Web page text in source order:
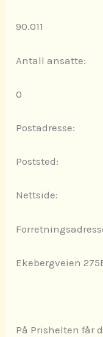
90.011
Antall ansatte:
0
Postadresse:
Poststed:
Nettside:
Ekebergveien
På Prishelten får